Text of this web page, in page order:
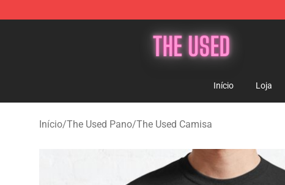
Início Loja
Início/The Used Pano/The Used Camisa